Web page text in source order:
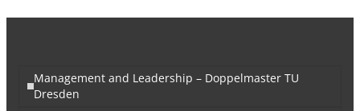
Management and Leadership – Doppelmaster TU
Dresden